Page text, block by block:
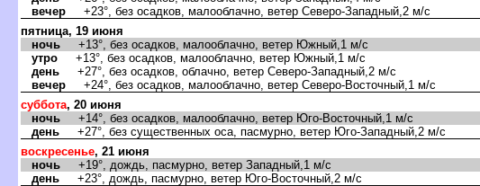
ечер +23°, без осадков, малооблачно, ветер Северо-Западный,2 м/с
пятница, 19 июня
ночь +13°, без осадков, малооблачно, ветер Южный,1 м/с
утро +13°, без осадков, малооблачно, ветер Южный,1 м/с
день +27°, без осадков, облачно, ветер Северо-Западный,2 м/с
ечер +24°, без осадков, малооблачно, ветер Северо-Восточный,1 м/с
суббота, 20 июня
ночь +14°, без осадков, малооблачно, ветер Юго-Восточный,1 м/с
день +27°, без существенных оса, пасмурно, ветер Юго-Западный,2 м/с
оскресенье, 21 июня
ночь +19°, дождь, пасмурно, ветер Западный,1 м/с
день +23°, дождь, пасмурно, ветер Юго-Восточный,2 м/с